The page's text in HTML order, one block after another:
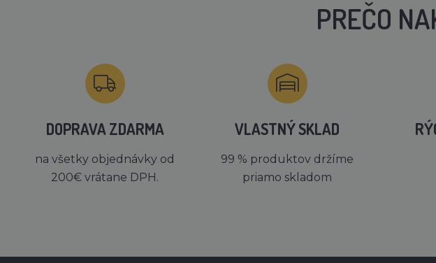
PREČO
DOPRAVA ZDARMA
na všetky objednávky od
200€ vrátane DPH.
VLASTNÝ SKLAD
99 % produktov držíme
priamo skladom